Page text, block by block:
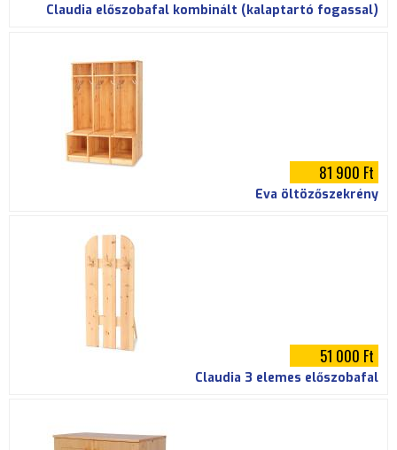
Claudia előszobafal kombinált (kalaptartó fogassal)
81 900 Ft
Éva öltözőszekrény
51 000 Ft
Claudia 3 elemes előszobafal